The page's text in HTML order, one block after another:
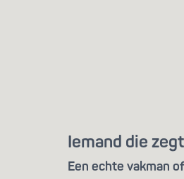
Iemand die
Een echte vakman